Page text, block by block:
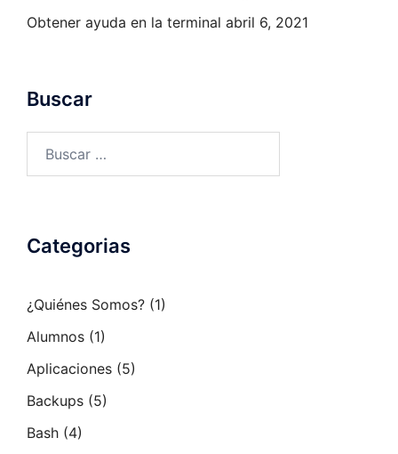
Obtener ayuda en la terminal abril 6, 2021
Buscar
Categorias
¿Quiénes Somos? (1)
Alumnos (1)
Aplicaciones (5)
Backups (5)
Bash (4)